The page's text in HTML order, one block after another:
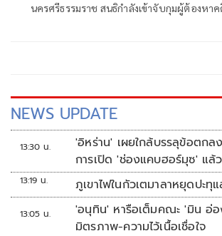
นครศรีธรรมราช สนธิกำลังเข้าจับกุมผู้ต้องหา
NEWS UPDATE
13:30 น.
'อิหร่าน' เผยใกล้บรรลุข้อตกล
การเปิด 'ช่องแคบฮอร์มุซ' แล้
อยู่กับสหรัฐฯ
13:19 น. ภูเขาไฟในกัวเตมาลาหยุดปะทุ
13:05 น.
'อนุทิน' หารือเต็มคณะ 'มิน อ่
มิตรภาพ-ความไว้เนื้อเชื่อใจ